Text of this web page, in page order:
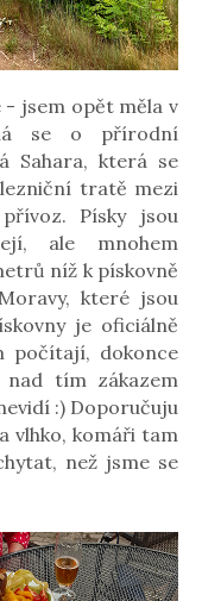
- jsem opět měla v
se o přírodní
Sahara, která se
tratě mezi
Písky jsou
ale mnohem
níž k pískovně
které jsou
je oficiálně
počítají, dokonce
tím zákazem
:) Doporučuju
vlhko, komáři tam
než jsme se